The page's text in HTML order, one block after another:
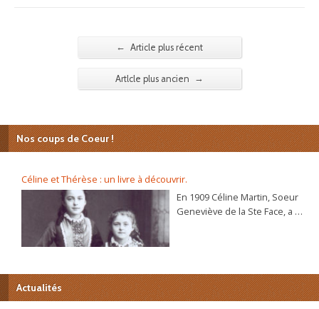
← Article plus récent
Artlcle plus ancien →
Nos coups de Coeur !
Céline et Thérèse : un livre à découvrir.
En 1909 Céline Martin, Soeur
Geneviève de la Ste Face, a 40
béatification va s’ouvrir
bientôt. C’est alors que la
Actualités